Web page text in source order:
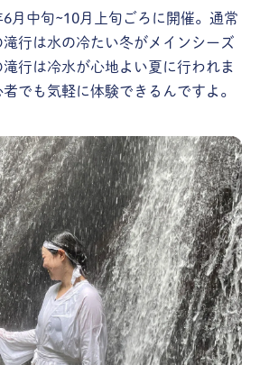
月中旬~10月上旬ごろに開催。通常
行は水の冷たい冬がメインシーズ
行は冷水が心地よい夏に行われま
でも気軽に体験できるんですよ。